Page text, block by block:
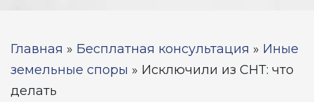
Вы здесь
Главная » Бесплатная консультация » Иные
земельные споры » Исключили из СНТ: что
делать